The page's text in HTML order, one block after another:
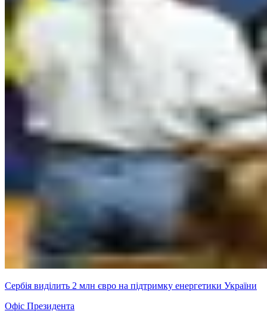
Сербія виділить 2 млн євро на підтримку енергетики України
Офіс Президента